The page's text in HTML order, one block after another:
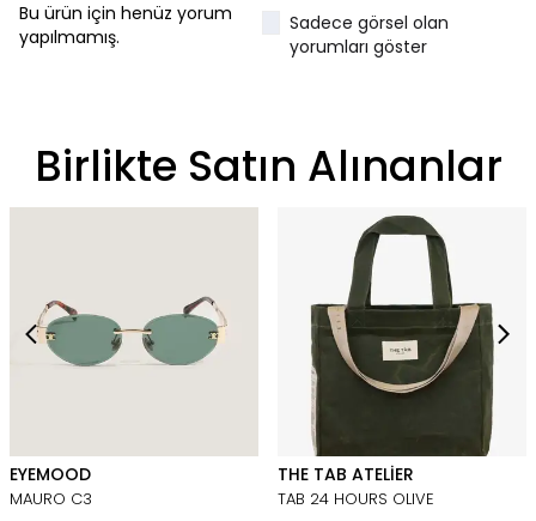
Bu ürün için henüz yorum
yapılmamış.
Sadece görsel olan
yorumları göster
Birlikte Satın Alınanlar
EYEMOOD
MAURO C3
THE TAB ATELİER
TAB 24 HOURS OLIVE